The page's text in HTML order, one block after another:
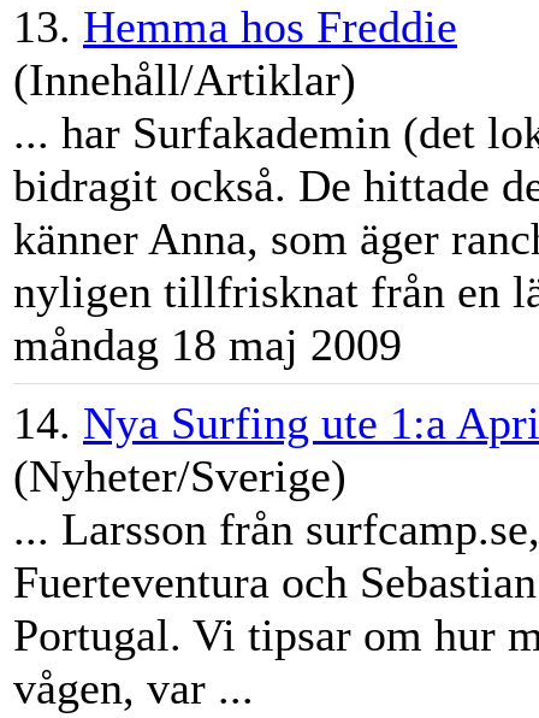
13. Hemma hos Freddie
(Innehåll/Artiklar)
... har Surfakademin (det
bidragit också. De hittade
känner Anna, som äger
nyligen tillfrisknat från en
måndag 18 maj 2009
14. Nya Surfing ute 1:a
(Nyheter/Sverige)
... Larsson från surfcamp
Fuerteventura och
Portugal. Vi tipsar om hur
vågen, var ...